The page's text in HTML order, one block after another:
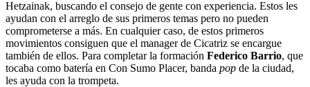
Hetzainak, buscando el consejo de gente con experiencia. Estos les
ayudan con el arreglo de sus primeros temas pero no pueden
comprometerse a más. En cualquier caso, de estos primeros
movimientos consiguen que el manager de Cicatriz se encargue
también de ellos. Para completar la formación Federico Barrio, que
tocaba como batería en Con Sumo Placer, banda pop de la ciudad,
les ayuda con la trompeta.